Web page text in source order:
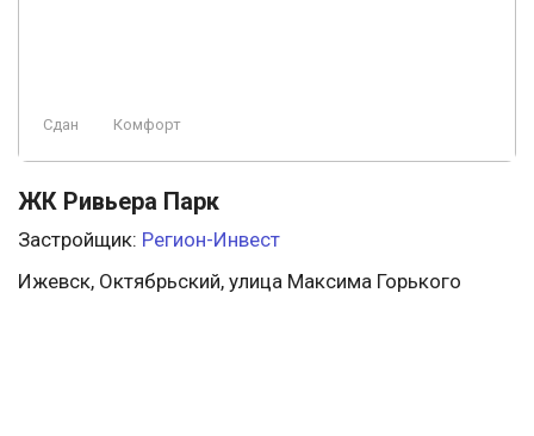
Сдан Комфорт
ЖК Ривьера Парк
Застройщик: Регион-Инвест
Ижевск, Октябрьский, улица Максима Горького